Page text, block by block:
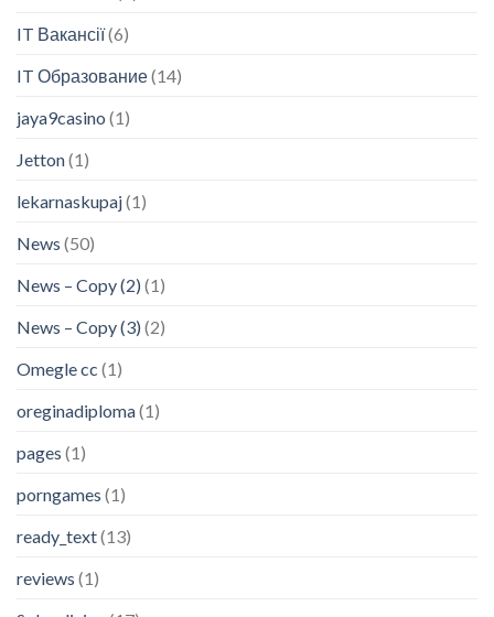
IT Вакансії(6)
IT Образование(14)
jaya9casino (1)
Jetton(1)
lekarnaskupaj(1)
News (50)
News – Copy (2) (1)
News – Copy (3) (2)
Omegle cc (1)
oreginadiploma(1)
pages (1)
porngames (1)
ready_text(13)
reviews (1)